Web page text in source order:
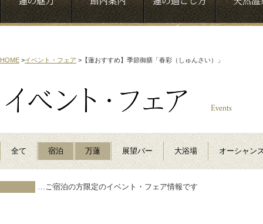
HOME >イベント・フェア > 【蓮おすすめ】季節御膳「春彩（しゅんさい）」
全て 宿泊 万蓮 展望バー 大浴場 オーシャン
…ご宿泊の方限定のイベント・フェア情報です